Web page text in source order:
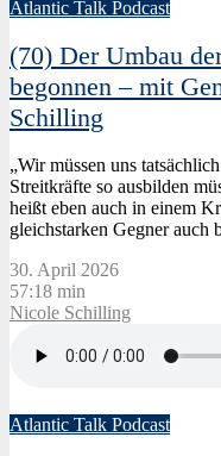
Atlantic Talk Podcast
(70) Der Umbau
begonnen – mit
Schilling
„Wir müssen uns
Streitkräfte so ausbilden
heißt eben auch in einem
gleichstarken Gegner auch
30. April 2026
57:18 min
Nicole Schilling
Atlantic Talk Podcast